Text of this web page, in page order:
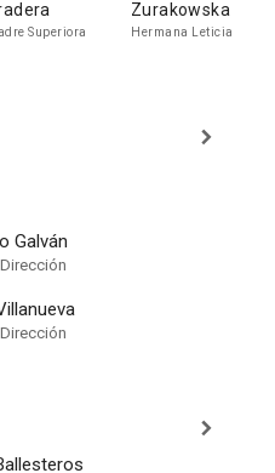
Superiora
Zurakowska
Hermana Leticia
Galván